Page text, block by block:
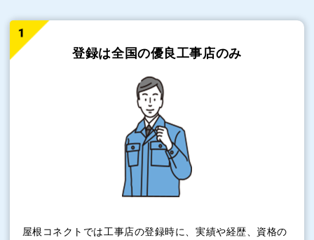
登録は全国の優良工事店のみ
屋根コネクトでは工事店の登録時に、実績や経歴、資格の